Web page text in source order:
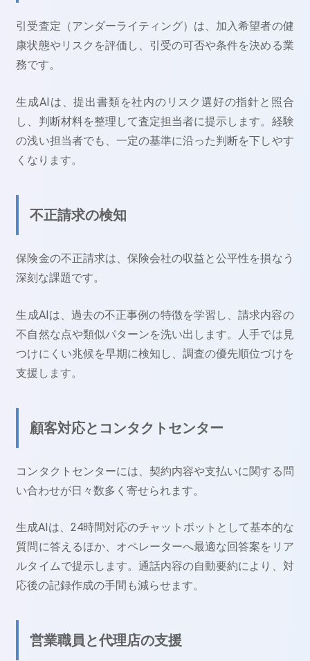
引受査定（アンダーライティング）は、加入希望者の健
康状態やリスクを評価し、引受の可否や条件を決める業
務です。
生成AIは、提出書類を社内のリスク選好の指針と照合
し、判断材料を整理して査定担当者に提示します。経験
の浅い担当者でも、一定の基準に沿った判断を下しやす
くなります。
不正請求の検知
保険金の不正請求は、保険会社の収益と公平性を損なう
深刻な課題です。
生成AIは、過去の不正事例の特徴を学習し、請求内容の
不自然な点や類似パターンを洗い出します。人手では見
つけにくい兆候を早期に検知し、調査の優先順位づけを
支援します。
顧客対応とコンタクトセンター
コンタクトセンターには、契約内容や支払いに関する問
い合わせが日々数多く寄せられます。
生成AIは、24時間対応のチャットボットとして基本的な
質問に答えるほか、オペレーターへ最適な回答案をリア
ルタイムで提示します。通話内容の自動要約により、対
応後の記録作成の手間も減らせます。
営業職員と代理店の支援